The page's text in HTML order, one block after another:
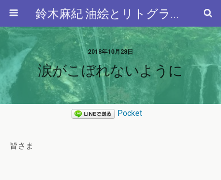
鈴木麻紀 油絵とリトグラフと…
2018年10月28日
涙がこぼれないように
Pocket
皆さま